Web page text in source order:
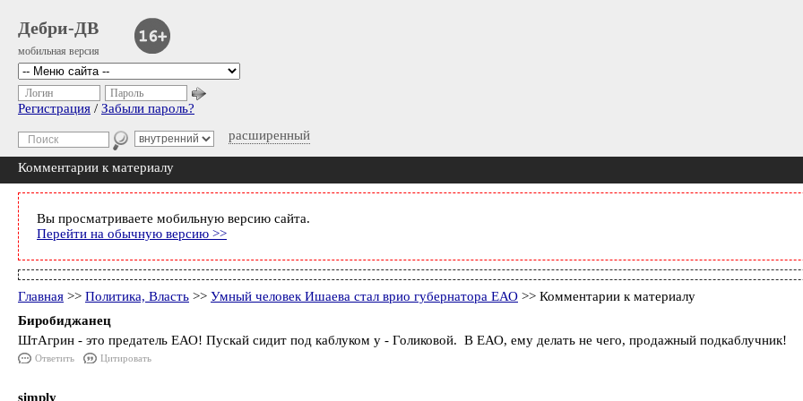
Дебри-ДВ
мобильная версия
расширенный
Логин Пароль
Регистрация / Забыли пароль?
Комментарии к материалу
Вы просматриваете мобильную версию сайта.
Перейти на обычную версию >>
Главная >> Политика, Власть >> Умный человек Ишаева стал врио губернатора ЕАО >> Комментарии к материалу
Биробиджанец
ШтАгрин - это предатель ЕАО! Пускай сидит под каблуком у - Голиковой. В ЕАО, ему делать не чего, продажный подкаблучник!
Ответить Цитировать
simply